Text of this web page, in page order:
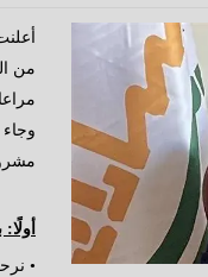
من
•